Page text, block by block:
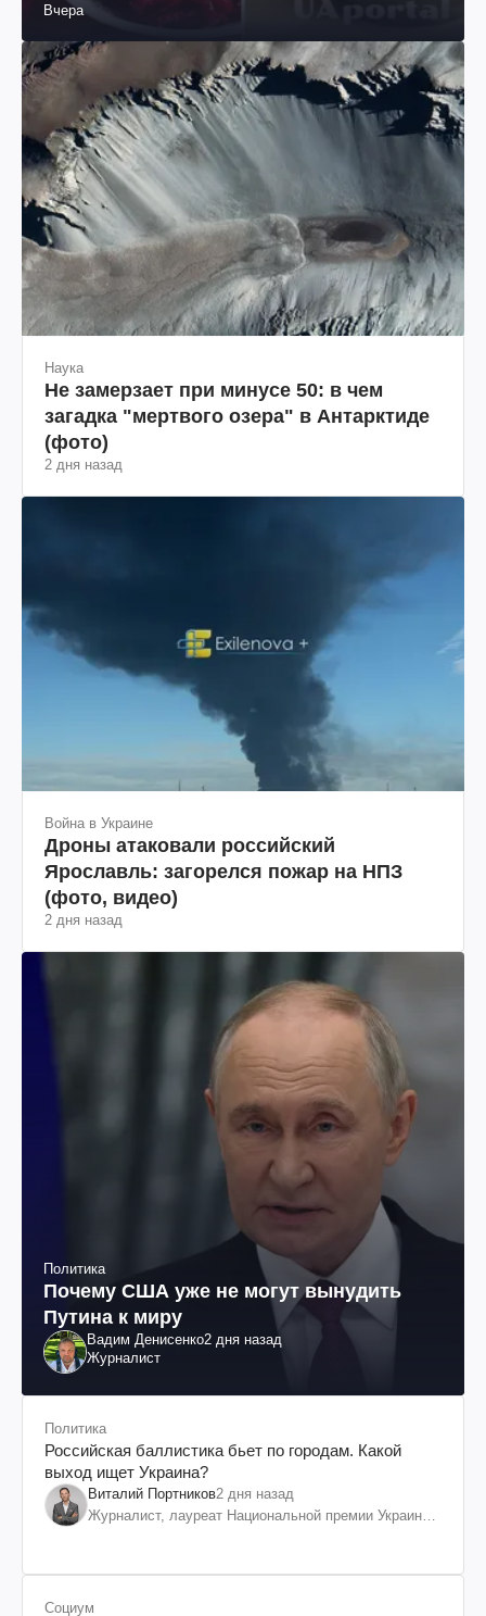
Вчера
Наука
Не замерзает при минусе 50: в чем
загадка "мертвого озера" в Антарктиде
(фото)
2 дня назад
Война в Украине
Дроны атаковали российский
Ярославль: загорелся пожар на НПЗ
(фото, видео)
2 дня назад
Политика
Почему США уже не могут вынудить
Путина к миру
Вадим Денисенко2 дня назад
Журналист
Политика
Российская баллистика бьет по городам. Какой
выход ищет Украина?
Виталий Портников2 дня назад
Журналист, лауреат Национальной премии Украины
Социум